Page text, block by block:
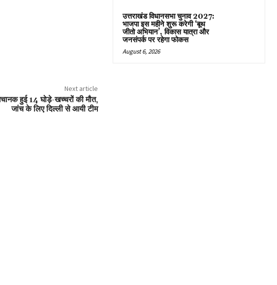
Next article
हुई 14 घोड़े-खच्चरों की मौत,
जांच के लिए दिल्ली से आयी टीम
उत्तराखंड विधानसभा चुनाव 2027:
भाजपा इस महीने शुरू करेगी ‘बूथ
जीतो अभियान’, विकास यात्रा और
जनसंपर्क पर रहेगा फोकस
August 6, 2026